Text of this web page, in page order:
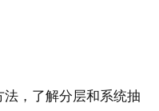
，了解分层和系统抽